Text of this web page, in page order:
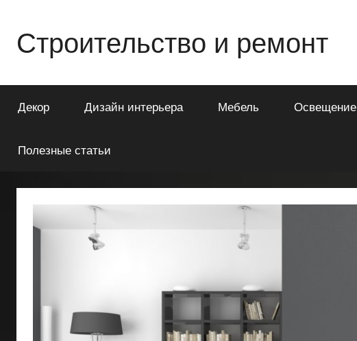
содержимому
Строительство и ремонт
о
строительстве
Декор Дизайн интерьера Мебель Освещение
Полезные статьи